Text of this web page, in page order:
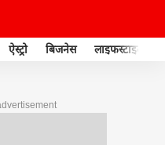
ऐस्ट्रो बिजनेस लाइफस्टाइल